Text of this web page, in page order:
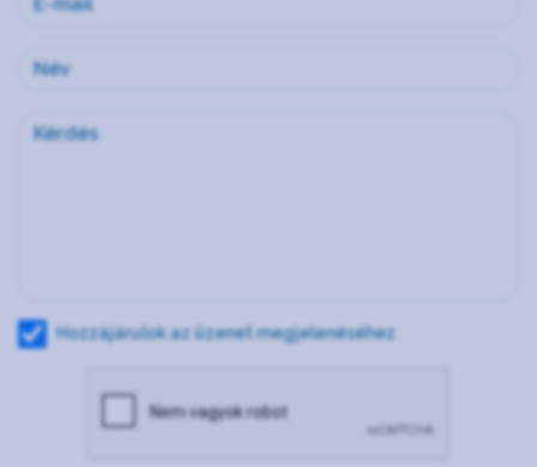
Hozzájárulok az üzenet megjelenéséhez